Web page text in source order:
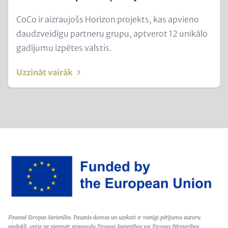
Text
for
Teaser
Metatags
CoCo ir aizraujošs Horizon projekts, kas apvieno
daudzveidīgu partneru grupu, aptverot 12 unikālo
gadījumu izpētes valstis.
Uzzināt vairāk
Image
Text
(optional)
Finansē Eiropas Savienība. Paustās domas un uzskati ir vienīgi pētījuma autoru